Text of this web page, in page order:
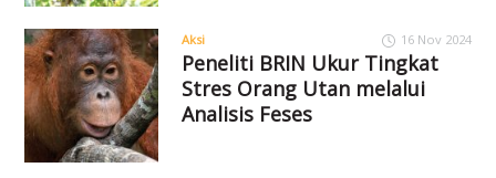
Aksi 16 Nov 2024
Peneliti BRIN Ukur Tingkat
Stres Orang Utan melalui
Analisis Feses